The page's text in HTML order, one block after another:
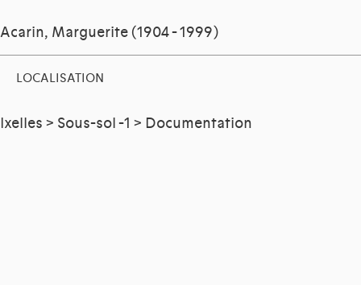
Acarin, Marguerite (1904 - 1999)
LOCALISATION
Ixelles > Sous-sol -1 > Documentation